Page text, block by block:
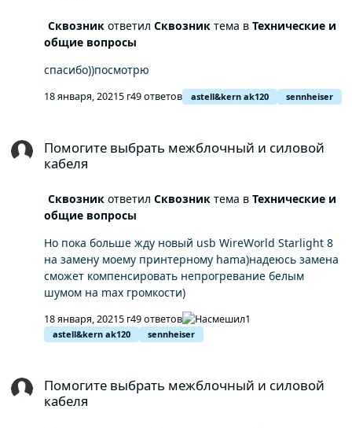
Сквозникответил Сквозниктема в Технические и
общие вопросы
спасибо))посмотрю
18 января, 20215 г49 ответов astell&kern ak120 sennheiser
Помогите выбрать межблочный и силовой
кабеля
Сквозникответил Сквозниктема в Технические и
общие вопросы
Но пока больше жду новый usb WireWorld Starlight 8
на замену моему принтерному hama)надеюсь замена
сможет компенсировать непрогревание белым
шумом на max громкости)
18 января, 20215 г49 ответов 1
astell&kern ak120 sennheiser
Помогите выбрать межблочный и силовой
кабеля